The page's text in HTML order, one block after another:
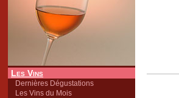
Les Vins
Dernières Dégustations
Les Vins du Mois